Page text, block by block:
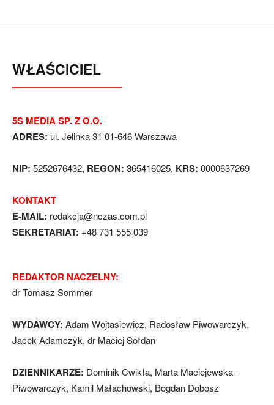
WŁAŚCICIEL
5S MEDIA SP. Z O.O.
ADRES: ul. Jelinka 31 01-646 Warszawa
NIP: 5252676432, REGON: 365416025, KRS: 0000637269
KONTAKT
E-MAIL: redakcja@nczas.com.pl
SEKRETARIAT: +48 731 555 039
REDAKTOR NACZELNY:
dr Tomasz Sommer
WYDAWCY: Adam Wojtasiewicz, Radosław Piwowarczyk,
Jacek Adamczyk, dr Maciej Sołdan
DZIENNIKARZE: Dominik Cwikła, Marta Maciejewska-
Piwowarczyk, Kamil Małachowski, Bogdan Dobosz